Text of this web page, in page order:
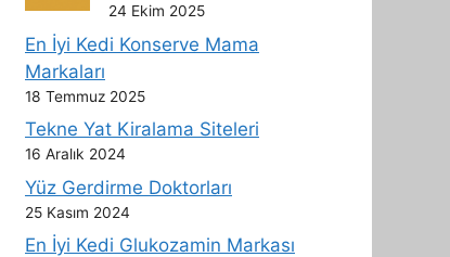
24 Ekim 2025
En İyi Kedi Konserve Mama
Markaları
18 Temmuz 2025
Tekne Yat Kiralama Siteleri
16 Aralık 2024
Yüz Gerdirme Doktorları
25 Kasım 2024
En İyi Kedi Glukozamin Markası